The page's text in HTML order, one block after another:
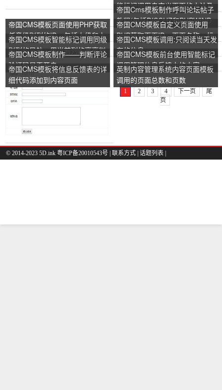
能标记调用自定义页面的方法及
实例
帝国Cms模板制作呼叫论坛帖子
教程(包括DISCUZ和PHPWIND
实例)
帝国CMS模板页面使用PHP获取
任意级别列的ID，包括上级和上
级
帝国CMS模板自定义页面使用
PHP获取页面ID、页面名称、标
题、关键字、描述、内容等变量
帝国CMS模板智能标记调用同级
别列的导航，用当前列的高亮判
断
帝国CMS模板调用:只阅读当天发
布的信息
帝国CMS模板制作——判断评论
验证码是否开启
帝国CMS模板前台使用智能标记
调用管理信息反馈中的内容
帝国CMS模板将信息反馈表的详
细代码添加到内容页面
英制内容管理系统内容页面模板
调用的页面总数和页数
1 2 3 4 下一页
尾
页
© 2014-2023 5D.ink 粤ICP备20010543号 联系方式 话题列表